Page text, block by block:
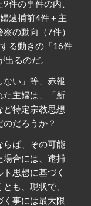
件の事件の内、
逮捕前4件＋主
の動向（7件）
る動きの『16件
るのだ。
ない」等、赤報
た主婦は、「新
特定宗教思想
だろうか？
らば、その可能
場合には、逮捕
思想に基づく
も、現状で、
く事には最大限